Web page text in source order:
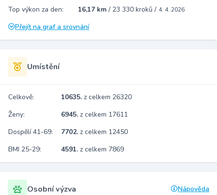
Top výkon za den:
16,17 km / 23 330 kroků / 4. 4. 2026
Přejít na graf a srovnání
Umístění
Celkově: 10635. z celkem 26320
Ženy:
6945. z celkem 17611
Dospělí 41-69:
7702. z celkem 12450
BMI 25-29:
4591. z celkem 7869
Osobní výzva Nápověda